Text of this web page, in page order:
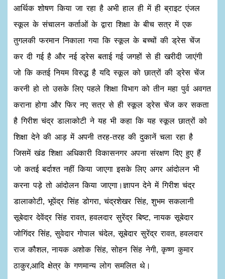
आर्थिक शोषण किया जा रहा है अभी हाल ही में ही ब्राइट एंजल
स्कूल के संचालन कर्ताओं के द्वारा शिक्षा के बीच सत्र में एक
तुगलकी फरमान निकाला गया कि स्कूल के बच्चों की ड्रेस चेंज
कर दी गई है और नई ड्रेस बताई गई जगहों से ही खरीदी जाएंगी
जो कि कतई नियम विरुद्ध है यदि स्कूल को छात्रों की ड्रेस चेंज
करनी हो तो उसके लिए पहले शिक्षा विभाग को तीन महा पुर्व अवगत
कराना होगा और फिर नए सत्र से ही स्कूल ड्रेस चेंज कर सकता
है गिरीश चंद्र डालाकोटी ने यह भी कहा कि यह स्कूल छात्रों को
शिक्षा देने की आड़ में अपनी तरह-तरह की दुकानें चला रहा है
जिसमें खंड शिक्षा अधिकारी विकासनगर अपना संरक्षण दिए हुए हैं
जो कतई बर्दाश्त नहीं किया जाएगा इसके लिए अगर आंदोलन भी
करना पड़े तो आंदोलन किया जाएगा।ज्ञापन देने में गिरीश चंद्र
डालाकोटी, भूपेंद्र सिंह डोगरा, चंद्रशेखर सिंह, शुभम सकलानी
सूबेदार देवेंद्र सिंह रावत, हवलदार सुरेंद्र बिष्ट, नायक सूबेदार
जोगिंदर सिंह, सुवेदार गोपाल चंदेल, सूबेदार सुरेंद्र रावत, हवलदार
राज कौशल, नायक अशोक सिंह, सोहन सिंह नेगी, कृष्ण कुमार
ठाकुर,आदि क्षेत्र के गणमान्य लोग समलित थे।